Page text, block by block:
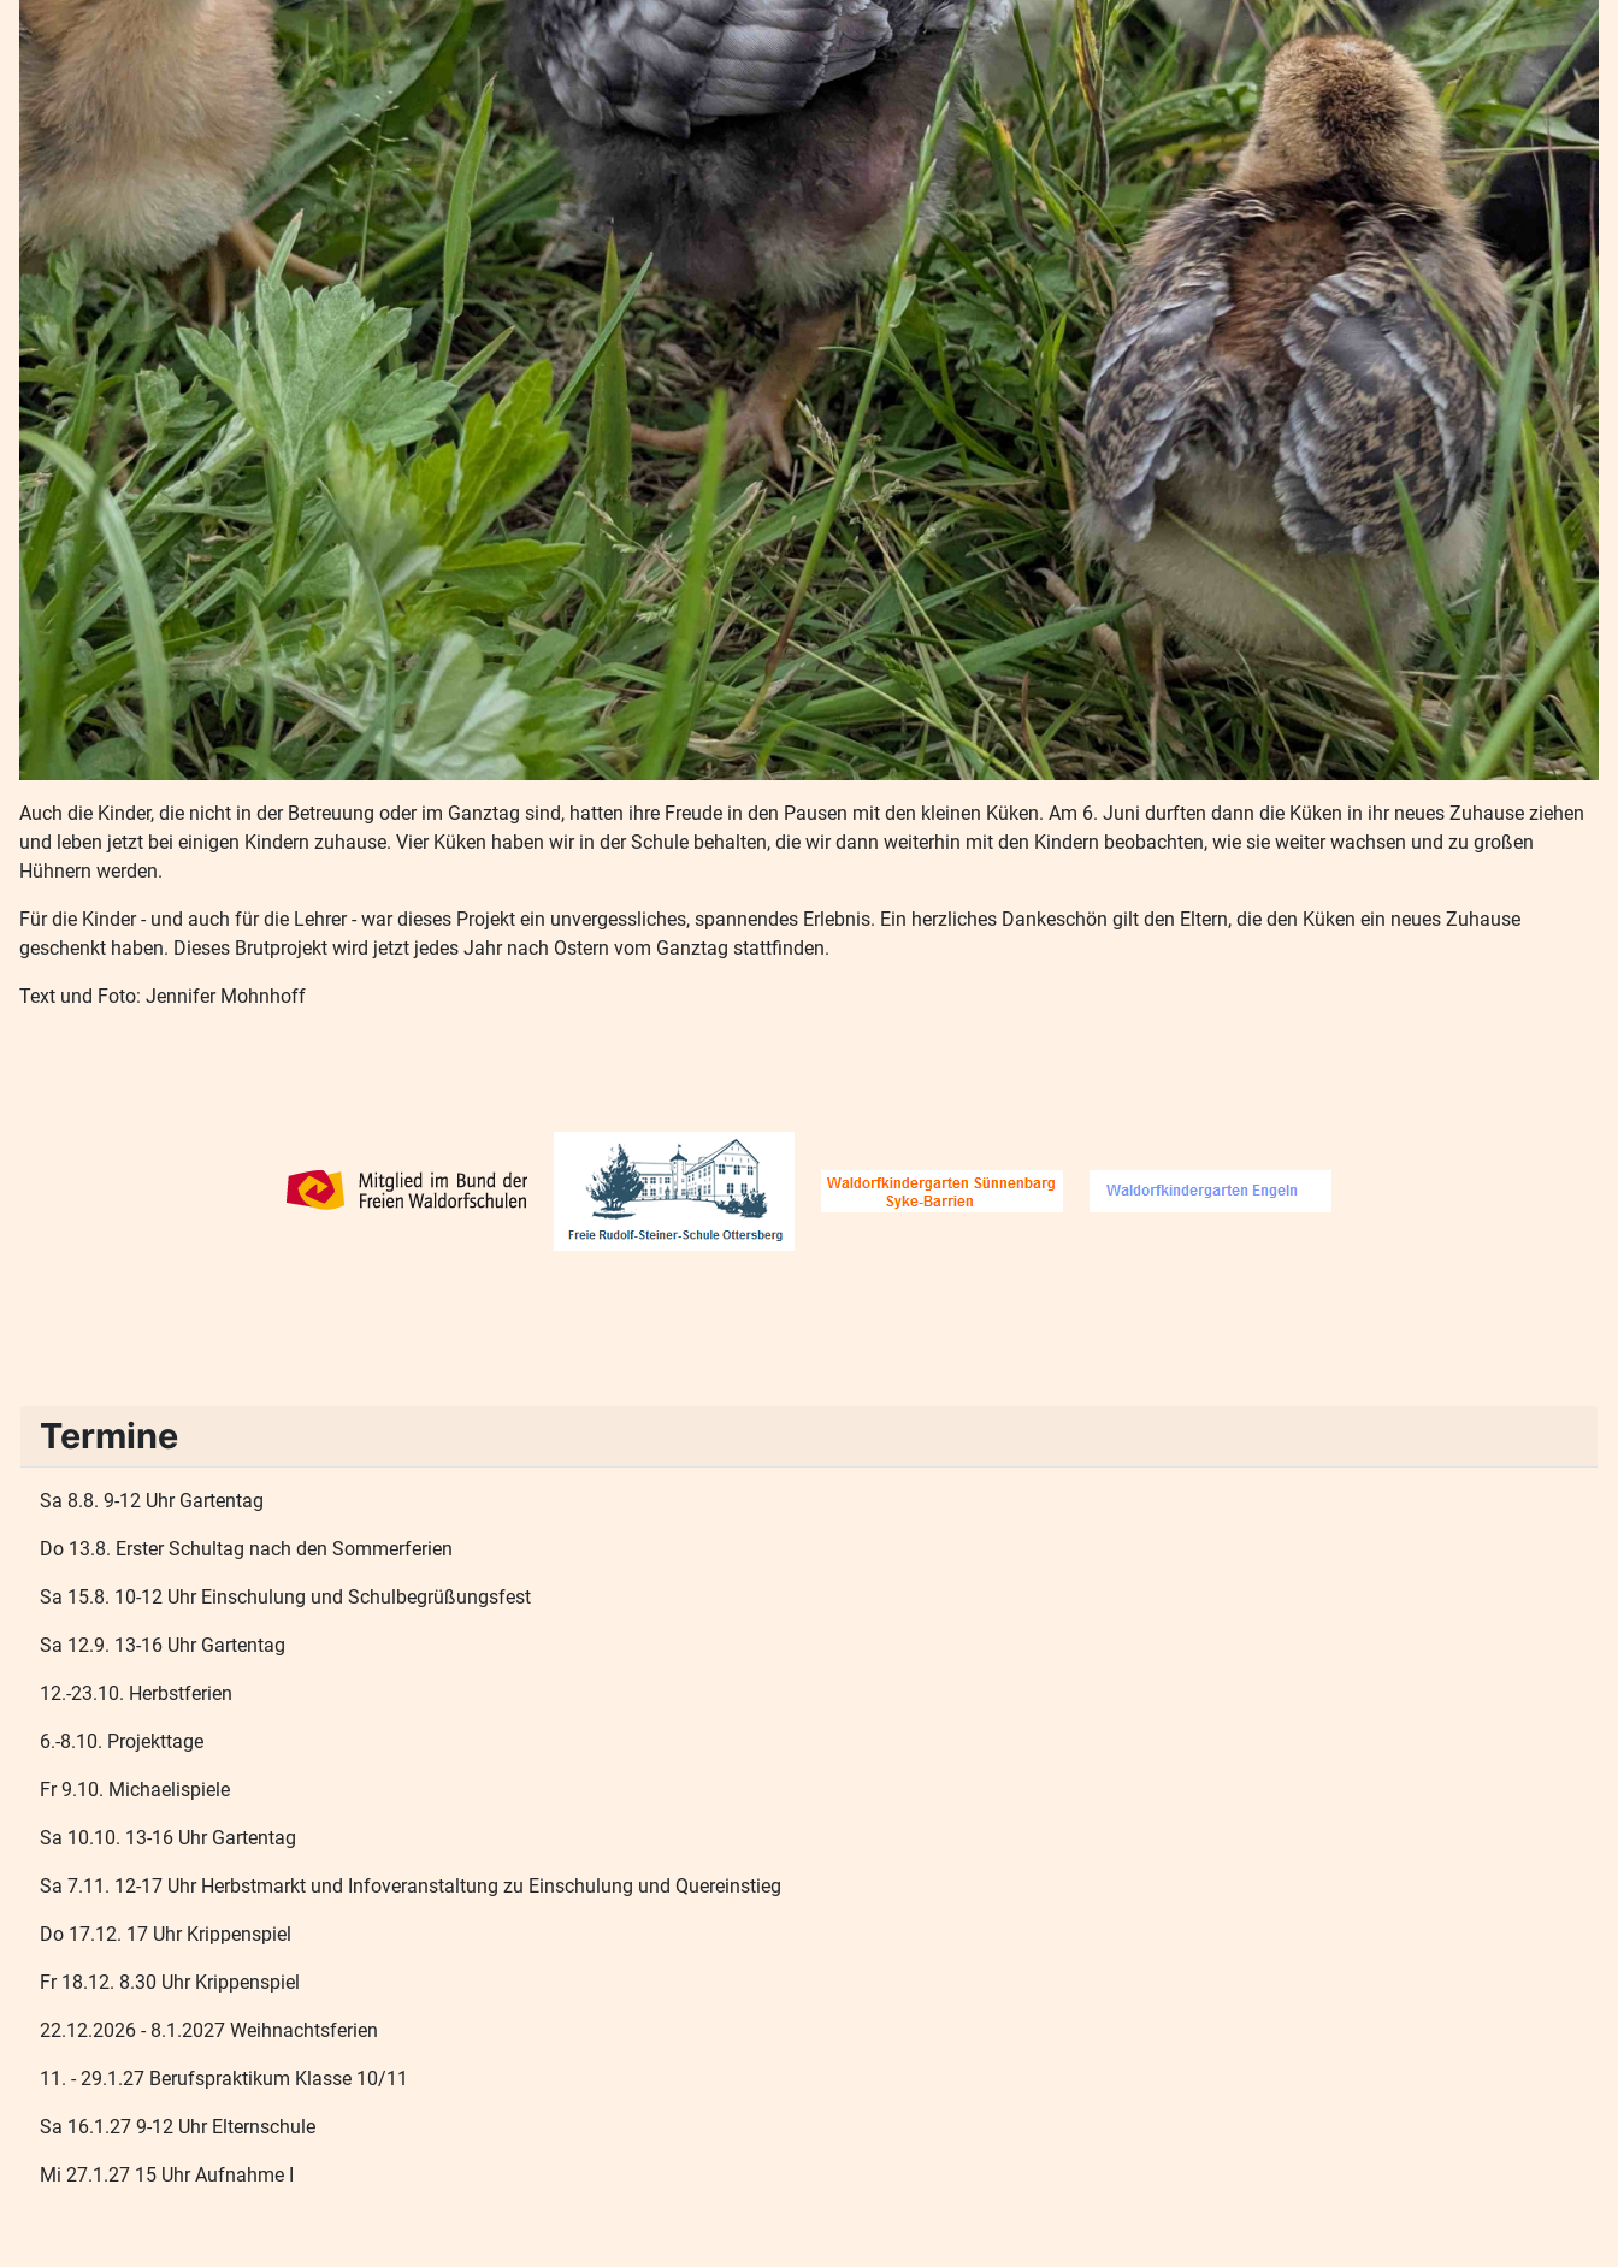
Auch die Kinder, die nicht in der Betreuung oder im Ganztag sind, hatten ihre Freude in den Pausen mit den kleinen Küken. Am 6. Juni durften dann die Küken in ihr neues Zuhause ziehen
und leben jetzt bei einigen Kindern zuhause. Vier Küken haben wir in der Schule behalten, die wir dann weiterhin mit den Kindern beobachten, wie sie weiter wachsen und zu großen
Hühnern werden.
Für die Kinder - und auch für die Lehrer - war dieses Projekt ein unvergessliches, spannendes Erlebnis. Ein herzliches Dankeschön gilt den Eltern, die den Küken ein neues Zuhause
geschenkt haben. Dieses Brutprojekt wird jetzt jedes Jahr nach Ostern vom Ganztag stattfinden.
Text und Foto: Jennifer Mohnhoff
Termine
Sa 8.8. 9-12 Uhr Gartentag
Do 13.8. Erster Schultag nach den Sommerferien
Sa 15.8. 10-12 Uhr Einschulung und Schulbegrüßungsfest
Sa 12.9. 13-16 Uhr Gartentag
12.-23.10. Herbstferien
6.-8.10. Projekttage
Fr 9.10. Michaelispiele
Sa 10.10. 13-16 Uhr Gartentag
Sa 7.11. 12-17 Uhr Herbstmarkt und Infoveranstaltung zu Einschulung und Quereinstieg
Do 17.12. 17 Uhr Krippenspiel
Fr 18.12. 8.30 Uhr Krippenspiel
22.12.2026 - 8.1.2027 Weihnachtsferien
11. - 29.1.27 Berufspraktikum Klasse 10/11
Sa 16.1.27 9-12 Uhr Elternschule
Mi 27.1.27 15 Uhr Aufnahme I